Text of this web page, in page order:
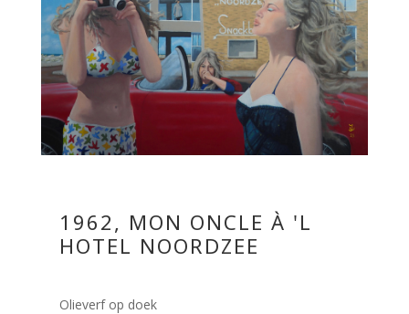
1962, MON ONCLE À 'L
HOTEL NOORDZEE
Olieverf op doek